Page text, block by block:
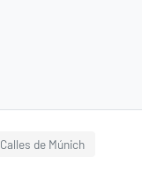
Calles de Múnich